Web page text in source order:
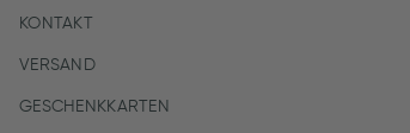
KONTAKT
VERSAND
GESCHENKKARTEN